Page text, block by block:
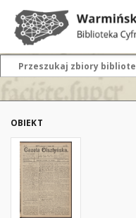
OBIEKT